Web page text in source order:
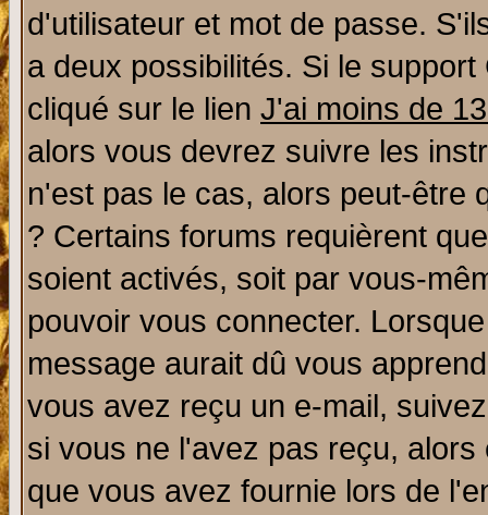
d'utilisateur et mot de passe.
a deux possibilités. Si le
cliqué sur le lien J'ai moins de
alors vous devrez suivre les
n'est pas le cas, alors peut-être
? Certains forums requièrent
soient activés, soit par vous-
pouvoir vous connecter.
message aurait dû vous
vous avez reçu un e-mail,
si vous ne l'avez pas reçu,
que vous avez fournie lors de